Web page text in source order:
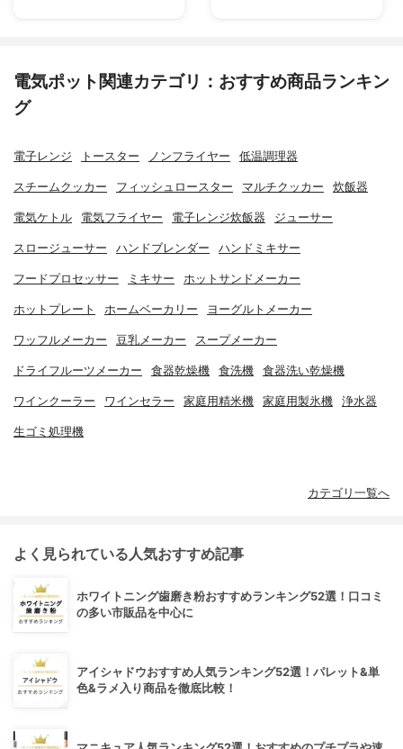
電気ポット関連カテゴリ：おすすめ商品ランキン
グ
電子レンジ トースター ノンフライヤー 低温調理器
スチームクッカー フィッシュロースター マルチクッカー 炊飯器
電気ケトル 電気フライヤー 電子レンジ炊飯器 ジューサー
スロージューサー ハンドブレンダー ハンドミキサー
フードプロセッサー ミキサー ホットサンドメーカー
ホットプレート ホームベーカリー ヨーグルトメーカー
ワッフルメーカー 豆乳メーカー スープメーカー
ドライフルーツメーカー 食器乾燥機 食洗機 食器洗い乾燥機
ワインクーラー ワインセラー 家庭用精米機 家庭用製氷機 浄水器
生ゴミ処理機
カテゴリ一覧へ
よく見られている人気おすすめ記事
ホワイトニング歯磨き粉おすすめランキング52選！口コミ
の多い市販品を中心に
アイシャドウおすすめ人気ランキング52選！パレット&単
色&ラメ入り商品を徹底比較！